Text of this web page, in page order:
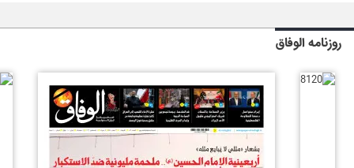
روزنامه الوفاق